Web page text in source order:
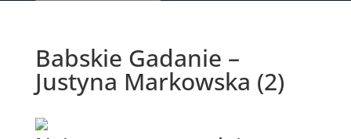
Babskie Gadanie –
Justyna Markowska (2)